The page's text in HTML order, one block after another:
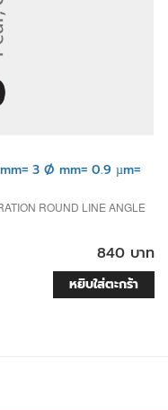
3 Ø mm= 0.9 µm=
ROUND LINE ANGLE
840 บาท
หยิบใส่ตะกร้า